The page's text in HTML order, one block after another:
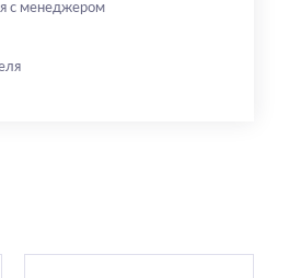
с менеджером